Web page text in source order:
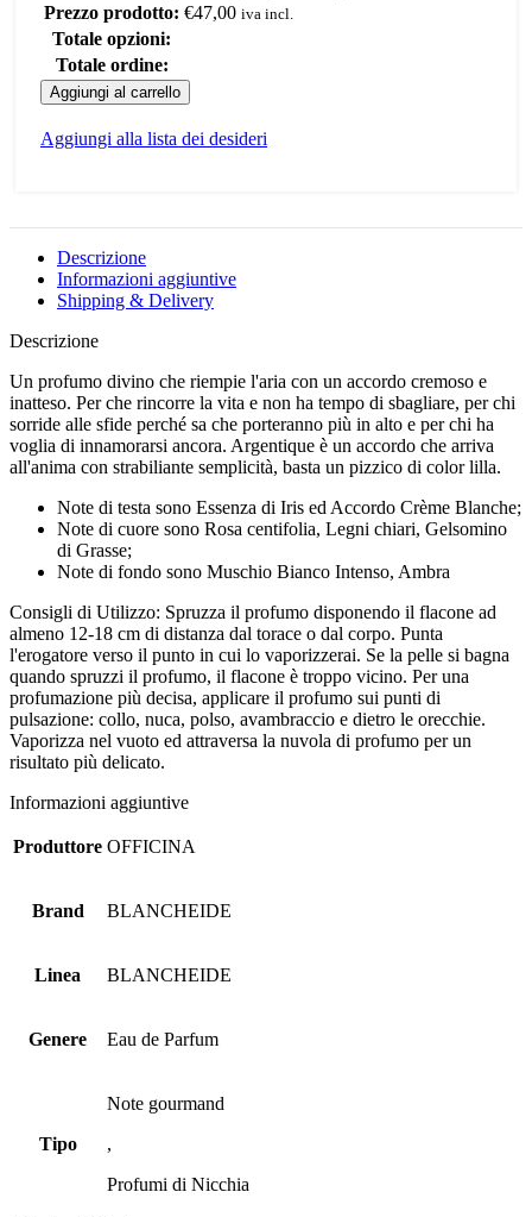
Prezzo prodotto: €47,00 iva incl.
Totale opzioni:
Totale ordine:
ARGENTIQUE
EAU
DE
PARFUM
Aggiungi al carrello
Aggiungi alla lista dei desideri
Descrizione
Informazioni aggiuntive
Shipping & Delivery
Descrizione
Un profumo divino che riempie l'aria con un accordo cremoso e
inatteso. Per che rincorre la vita e non ha tempo di sbagliare, per chi
sorride alle sfide perché sa che porteranno più in alto e per chi ha
voglia di innamorarsi ancora. Argentique è un accordo che arriva
all'anima con strabiliante semplicità, basta un pizzico di color lilla.
Note di testa sono Essenza di Iris ed Accordo Crème Blanche;
Note di cuore sono Rosa centifolia, Legni chiari, Gelsomino
di Grasse;
Note di fondo sono Muschio Bianco Intenso, Ambra
Consigli di Utilizzo: Spruzza il profumo disponendo il flacone ad
almeno 12-18 cm di distanza dal torace o dal corpo. Punta
l'erogatore verso il punto in cui lo vaporizzerai. Se la pelle si bagna
quando spruzzi il profumo, il flacone è troppo vicino. Per una
profumazione più decisa, applicare il profumo sui punti di
pulsazione: collo, nuca, polso, avambraccio e dietro le orecchie.
Vaporizza nel vuoto ed attraversa la nuvola di profumo per un
risultato più delicato.
Informazioni aggiuntive
Produttore OFFICINA
Brand BLANCHEIDE
Linea BLANCHEIDE
Genere Eau de Parfum
Tipo
Note gourmand
,
Profumi di Nicchia